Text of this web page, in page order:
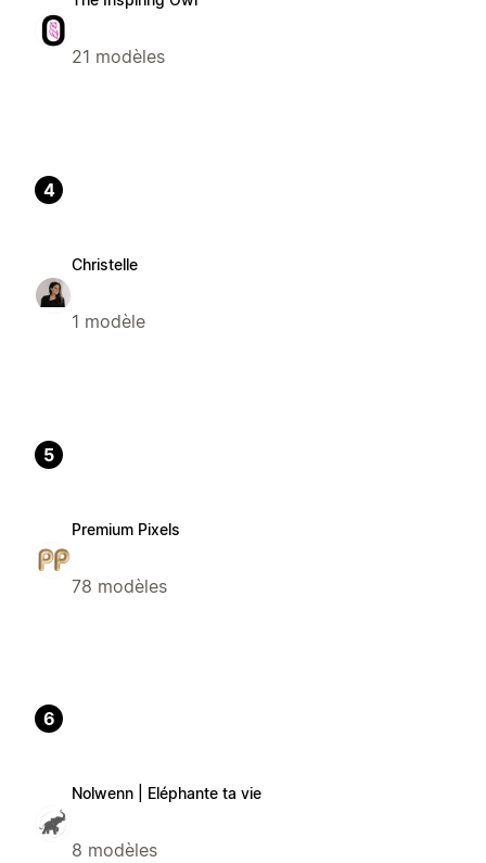
21 modèles
4
Christelle
1 modèle
5
Premium Pixels
78 modèles
6
Nolwenn | Eléphante ta vie
8 modèles